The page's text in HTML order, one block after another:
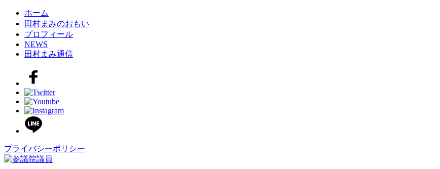
ホーム
田村まみのおもい
プロフィール
NEWS
田村まみ通信
プライバシーポリシー